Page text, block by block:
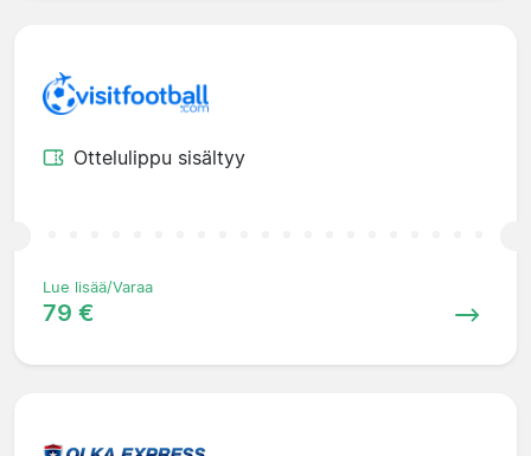
Ottelulippu sisältyy
Lue lisää/Varaa
79 €